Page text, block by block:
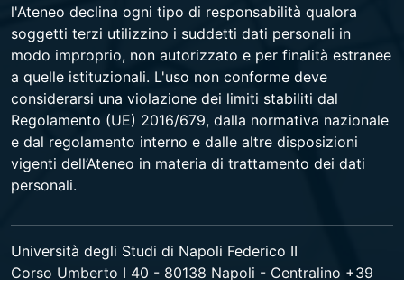
l'Ateneo declina ogni tipo di responsabilità qualora
soggetti terzi utilizzino i suddetti dati personali in
modo improprio, non autorizzato e per finalità estranee
a quelle istituzionali. L'uso non conforme deve
considerarsi una violazione dei limiti stabiliti dal
Regolamento (UE) 2016/679, dalla normativa nazionale
e dal regolamento interno e dalle altre disposizioni
vigenti dell’Ateneo in materia di trattamento dei dati
personali.
Università degli Studi di Napoli Federico II
Corso Umberto I 40 - 80138 Napoli - Centralino +39